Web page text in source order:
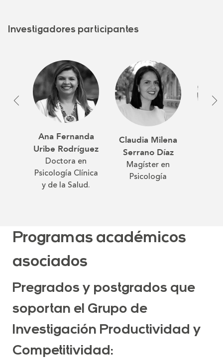
Investigadores participantes
Ana Fernanda
Uribe Rodríguez
Doctora en
Psicología Clínica
y de la Salud.
Claudia Milena
Serrano Díaz
Magíster en
Psicología
Programas académicos
asociados
Pregrados y postgrados que
soportan el Grupo de
Investigación Productividad y
Competitividad: